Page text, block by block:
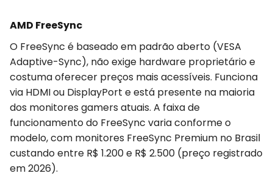
AMD FreeSync
O FreeSync é baseado em padrão aberto (VESA
Adaptive-Sync), não exige hardware proprietário e
costuma oferecer preços mais acessíveis. Funciona
via HDMI ou DisplayPort e está presente na maioria
dos monitores gamers atuais. A faixa de
funcionamento do FreeSync varia conforme o
modelo, com monitores FreeSync Premium no Brasil
custando entre R$ 1.200 e R$ 2.500 (preço registrado
em 2026).